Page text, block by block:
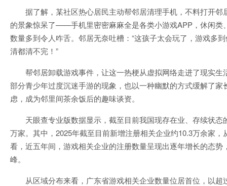
据了解，某社区热心居民主动帮邻居清理手机，不料打开邻
的景象惊呆了——手机里密密麻麻全是各类小游戏APP，休闲类
数量多到令人咋舌。邻居无奈吐槽：“这孩子太会玩了，游戏多
清都清不完！”
帮邻居卸载游戏事件，让这一热梗从虚拟网络走进了现实生
部分青少年过度沉迷手游的现象，也以一种幽默的方式缓解了家
虑，成为邻里间茶余饭后的趣味谈资。
天眼查专业版数据显示，截至目前我国现存在业、存续状态
万家。其中，2025年截至目前新增注册相关企业约10.3万余家，
看，近五年间，游戏相关企业的注册数量呈现出逐年增长的态势
峰。
从区域分布来看，广东省游戏相关企业数量位居首位，以超